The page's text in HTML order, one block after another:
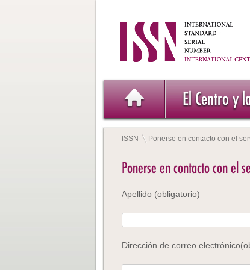
El Centro y
ISSN Ponerse en contacto con el
Ponerse en contacto con el
Apellido (obligatorio)
Dirección de correo